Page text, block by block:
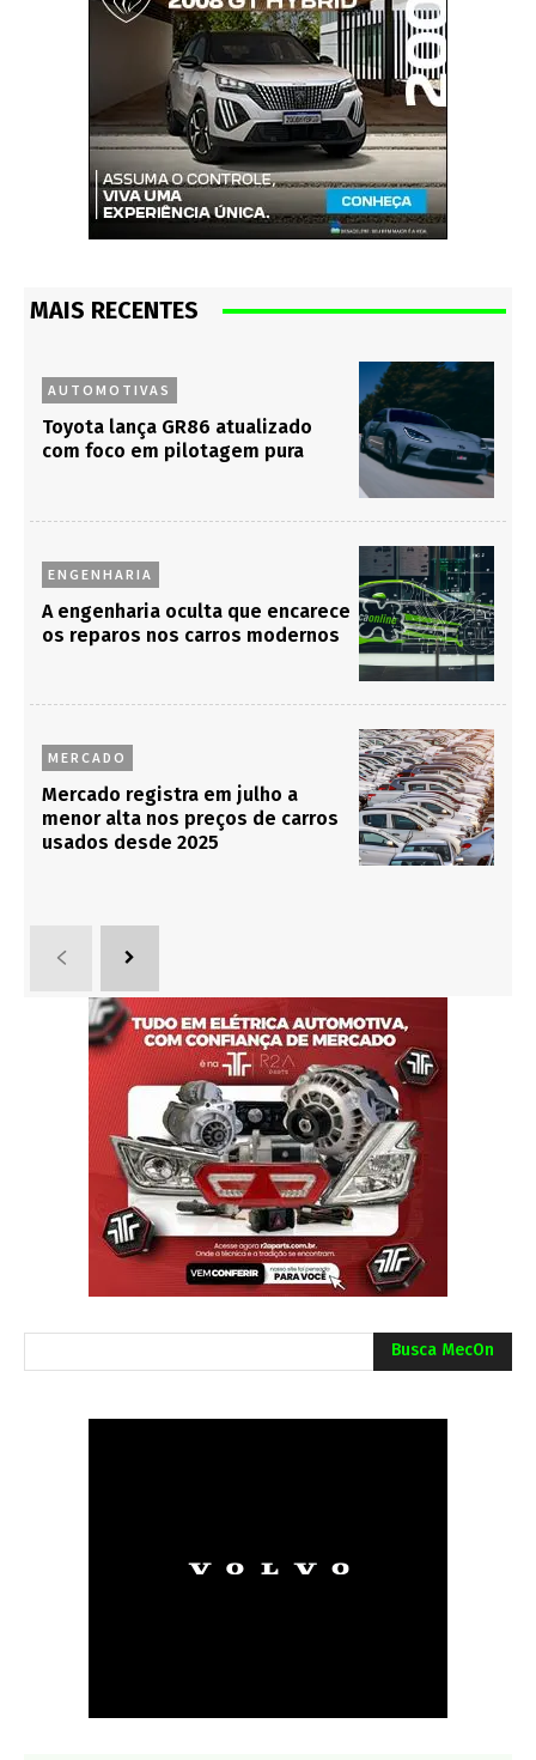
MAIS RECENTES
AUTOMOTIVAS
Toyota lança GR86 atualizado
com foco em pilotagem pura
ENGENHARIA
A engenharia oculta que encarece
os reparos nos carros modernos
MERCADO
Mercado registra em julho a
menor alta nos preços de carros
usados desde 2025
Busca MecOn